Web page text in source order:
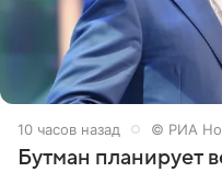
10 часов назад © РИА
Бутман планирует